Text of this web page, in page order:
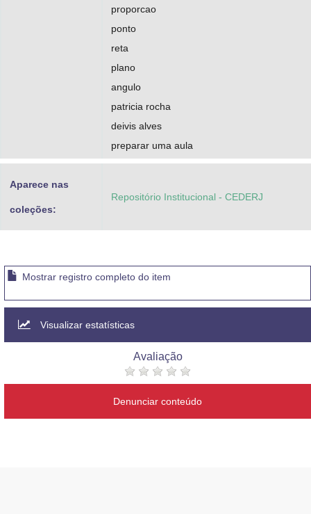
proporcao
ponto
reta
plano
angulo
patricia rocha
deivis alves
preparar uma aula
Aparece nas
coleções:
Repositório Institucional - CEDERJ
Mostrar registro completo do item
Visualizar estatísticas
Avaliação
Denunciar conteúdo